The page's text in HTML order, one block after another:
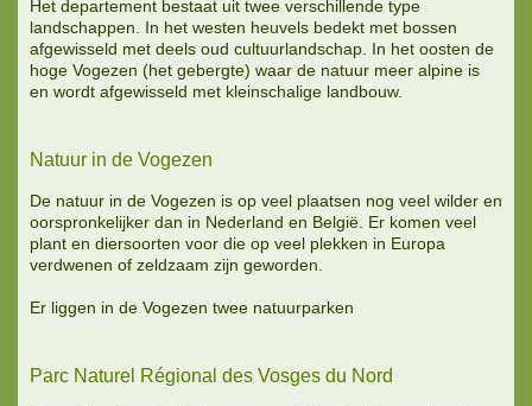
Het departement bestaat uit twee verschillende type
landschappen. In het westen heuvels bedekt met bossen
afgewisseld met deels oud cultuurlandschap. In het oosten de
hoge Vogezen (het gebergte) waar de natuur meer alpine is
en wordt afgewisseld met kleinschalige landbouw.
Natuur in de Vogezen
De natuur in de Vogezen is op veel plaatsen nog veel wilder en
oorspronkelijker dan in Nederland en België. Er komen veel
plant en diersoorten voor die op veel plekken in Europa
verdwenen of zeldzaam zijn geworden.
Er liggen in de Vogezen twee natuurparken
Parc Naturel Régional des Vosges du Nord